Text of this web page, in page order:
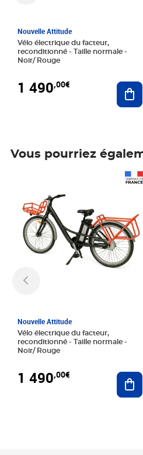
Nouvelle Attitude
Vélo électrique du facteur,
reconditionné - Taille normale -
Noir/ Rouge
1 490,00€
Vous pourriez
Nouvelle Attitude
Vélo électrique du facteur,
reconditionné - Taille normale -
Noir/ Rouge
1 490,00€